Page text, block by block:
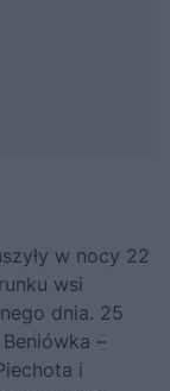
w nocy 22
wsi
dnia. 25
–
i